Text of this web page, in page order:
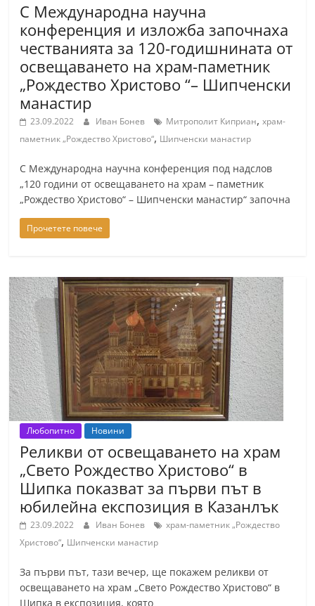
С Международна научна
конференция и изложба започнаха
честванията за 120-годишнината от
освещаването на храм-паметник
„Рождество Христово “– Шипченски
манастир
23.09.2022 Иван Бонев Митрополит Киприан,храм-
паметник „Рождество Христово“, Шипченски манастир
С Международна научна конференция под надслов
„120 години от освещаването на храм – паметник
„Рождество Христово“ – Шипченски манастир“ започна
Прочетете повече
Любопитно Новини
Реликви от освещаването на храм
„Свето Рождество Христово“ в
Шипка показват за първи път в
юбилейна експозиция в Казанлък
23.09.2022 Иван Бонев
храм-паметник „Рождество
Христово“, Шипченски манастир
За първи път, тази вечер, ще покажем реликви от
освещаването на храм „Свето Рождество Христово“ в
Шипка в експозиция, която